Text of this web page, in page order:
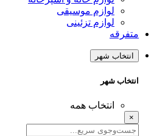
لوازم موسیقی
لوازم تزئینی
متفرقه
انتخاب شهر
انتخاب شهر
انتخاب همه
×